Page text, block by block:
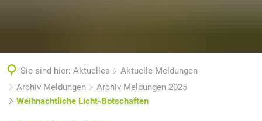
Sie sind hier: Aktuelles
Aktuelle Meldungen
Archiv Meldungen
Archiv Meldungen 2025
Weihnachtliche Licht-Botschaften